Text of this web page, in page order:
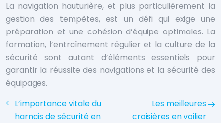
La navigation hauturière, et plus particulièrement la
gestion des tempêtes, est un défi qui exige une
préparation et une cohésion d’équipe optimales. La
formation, l’entraînement régulier et la culture de la
sécurité sont autant d’éléments essentiels pour
garantir la réussite des navigations et la sécurité des
équipages.
L’importance vitale du
harnais de sécurité en
Les meilleures
croisières en voilier